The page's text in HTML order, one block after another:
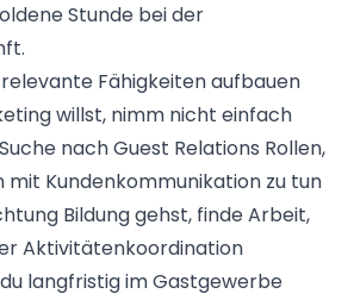
Stunde bei der
Fähigkeiten aufbauen
willst, nimm nicht einfach
nachGuest Relations Rollen,
Kundenkommunikation zu tun
Bildung gehst, finde Arbeit,
Aktivitätenkoordination
langfristig im Gastgewerbe